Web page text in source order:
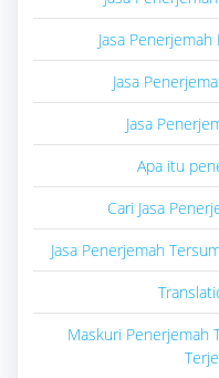
Jasa
Jasa
Jasa
Apa itu
Cari Jasa
Jasa Penerjemah
Maskuri Penerjemah